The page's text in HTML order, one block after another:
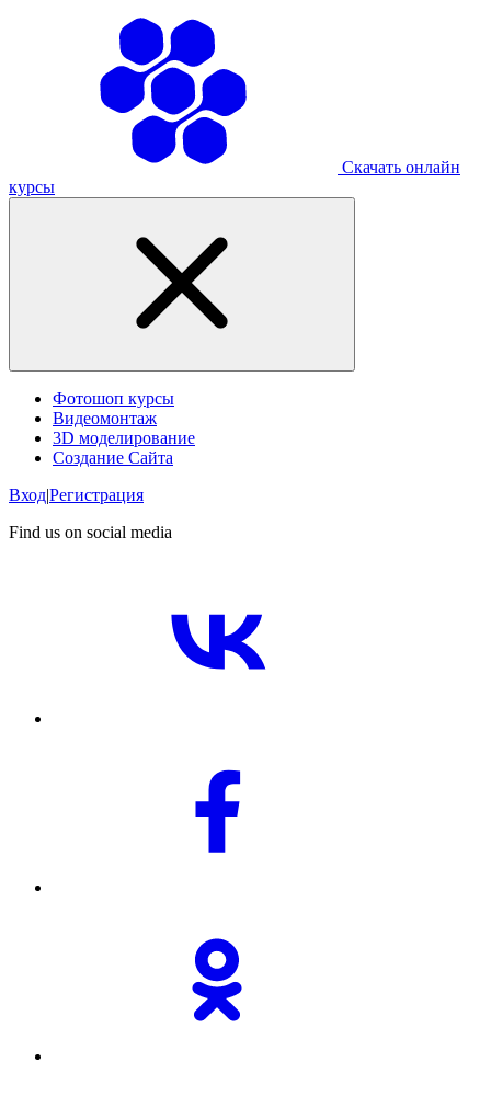
Скачать онлайн
курсы
Фотошоп курсы
Видеомонтаж
3D моделирование
Создание Сайта
Вход|Регистрация
Find us on social media